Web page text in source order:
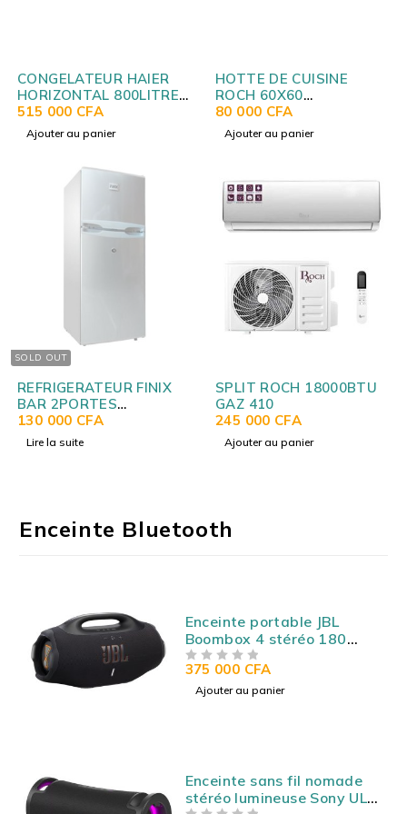
CONGELATEUR HAIER
HORIZONTAL 800LITRES
BLANC HCF688
515 000 CFA
Ajouter au panier
HOTTE DE CUISINE
ROCH 60X60
CASQUETTE INOX RCH-
60SCIX
80 000 CFA
Ajouter au panier
SOLD OUT
REFRIGERATEUR FINIX
BAR 2PORTES
113LITRES SILVER
FXTM87S
130 000 CFA
Lire la suite
SPLIT ROCH 18000BTU
GAZ 410
245 000 CFA
Ajouter au panier
Enceinte Bluetooth
Enceinte portable JBL
Boombox 4 stéréo 180
Watts - Bluetooth 5.3 -
Autonomie 28h - Etanche
IP67 - USB/AUX
375 000 CFA
Ajouter au panier
Enceinte sans fil nomade
stéréo lumineuse Sony ULT